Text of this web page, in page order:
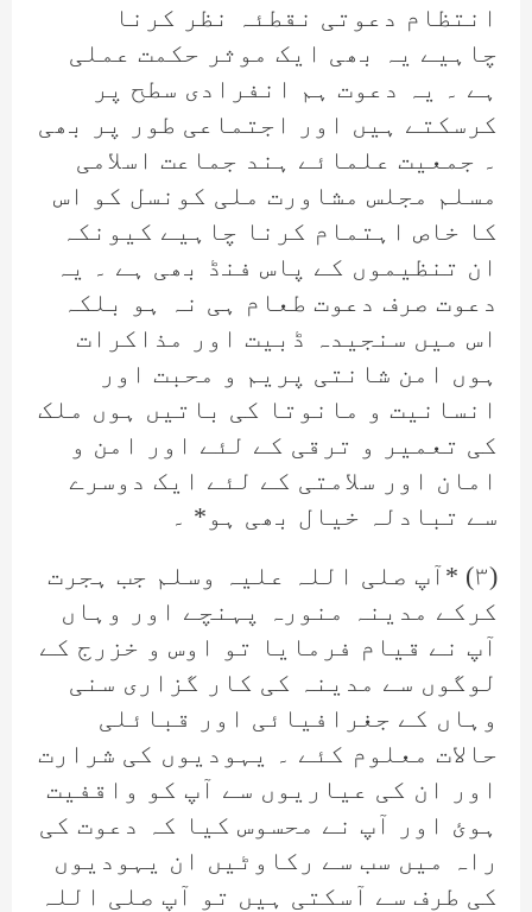
انتظام دعوتی نقطئہ نظر کرنا
چاہیے یہ بھی ایک موثر حکمت عملی
ہے ۔ یہ دعوت ہم انفرادی سطح پر
کرسکتے ہیں اور اجتماعی طور پر بھی
۔ جمعیت علمائے ہند جماعت اسلامی
مسلم مجلس مشاورت ملی کونسل کو اس
کا خاص اہتمام کرنا چاہیے کیونکہ
ان تنظیموں کے پاس فنڈ بھی ہے ۔ یہ
دعوت صرف دعوت طعام ہی نہ ہو بلکہ
اس میں سنجیدہ ڈبیت اور مذاکرات
ہوں امن شانتی پریم و محبت اور
انسانیت و مانوتا کی باتیں ہوں ملک
کی تعمیر و ترقی کے لئے اور امن و
امان اور سلامتی کے لئے ایک دوسرے
سے تبادلہ خیال بھی ہو* ۔
(۳) *آپ صلی اللہ علیہ وسلم جب ہجرت
کرکے مدینہ منورہ پہنچے اور وہاں
آپ نے قیام فرمایا تو اوس و خزرج کے
لوگوں سے مدینہ کی کار گزاری سنی
وہاں کے جغرافیائی اور قبائلی
حالات معلوم کئے ۔ یہودیوں کی شرارت
اور ان کی عیاریوں سے آپ کو واقفیت
ہوئ اور آپ نے محسوس کیا کہ دعوت کی
راہ میں سب سے رکاوٹیں ان یہودیوں
کی طرف سے آسکتی ہیں تو آپ صلی اللہ